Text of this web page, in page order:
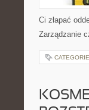
Ci złapać
Zarządzanie